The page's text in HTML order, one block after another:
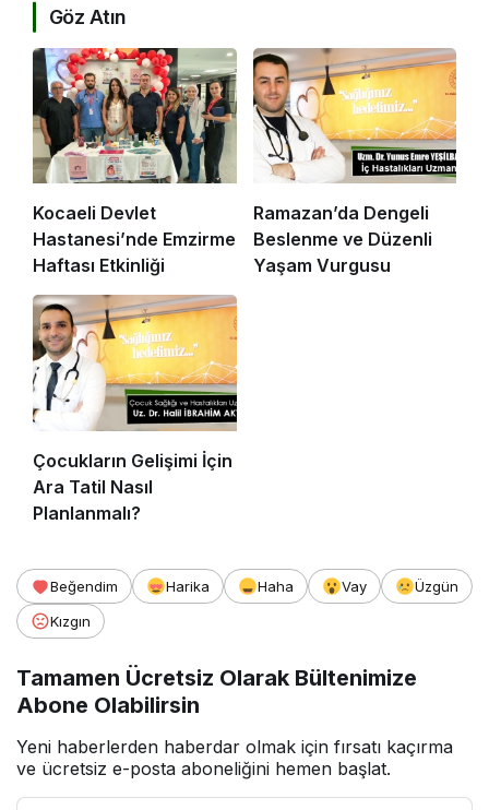
Göz Atın
Kocaeli Devlet
Hastanesi’nde Emzirme
Haftası Etkinliği
Ramazan’da Dengeli
Beslenme ve Düzenli
Yaşam Vurgusu
Çocukların Gelişimi İçin
Ara Tatil Nasıl
Planlanmalı?
Beğendim Harika Haha Vay
Üzgün
Kızgın
Tamamen Ücretsiz Olarak Bültenimize
Abone Olabilirsin
Yeni haberlerden haberdar olmak için fırsatı kaçırma
ve ücretsiz e-posta aboneliğini hemen başlat.